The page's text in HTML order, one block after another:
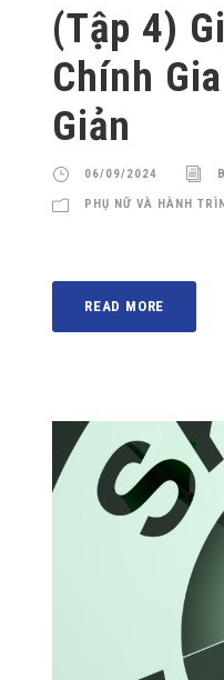
(Tập 4)
Chính
Giản
06/09/2024
PHỤ NỮ VÀ HÀNH
READ MORE